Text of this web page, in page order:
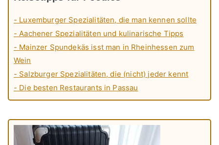
- Luxemburger Spezialitäten, die man kennen sollte
- Aachener Spezialitäten und kulinarische Tipps
- Mainzer Spundekäs isst man in Rheinhessen zum
Wein
- Salzburger Spezialitäten, die (nicht) jeder kennt
- Die besten Restaurants in Passau